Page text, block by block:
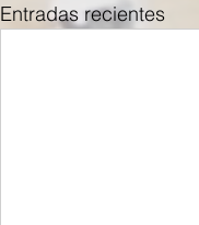
Entradas recientes